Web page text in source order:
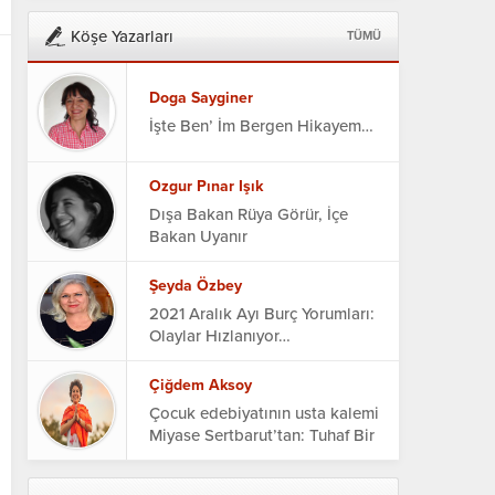
Köşe Yazarları TÜMÜ
Doga Sayginer
İşte Ben’ İm Bergen Hikayem…
Ozgur Pınar Işık
Dışa Bakan Rüya Görür, İçe
Bakan Uyanır
Şeyda Özbey
2021 Aralık Ayı Burç Yorumları:
Olaylar Hızlanıyor…
Çiğdem Aksoy
Çocuk edebiyatının usta kalemi
Miyase Sertbarut’tan: Tuhaf Bir
Otel